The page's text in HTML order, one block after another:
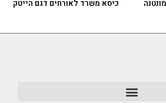
כיסא משרד לאורחים דגם הייטק